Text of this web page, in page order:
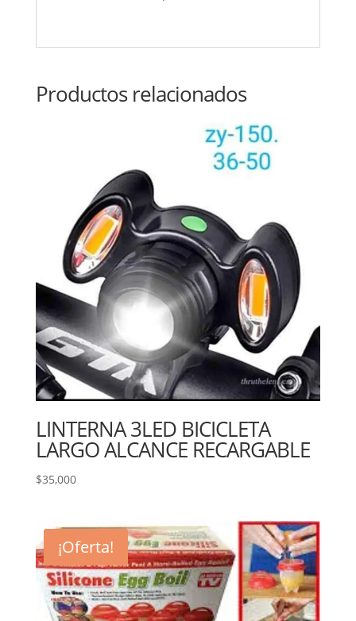
Productos relacionados
LINTERNA 3LED BICICLETA
LARGO ALCANCE RECARGABLE
$35,000
¡Oferta!